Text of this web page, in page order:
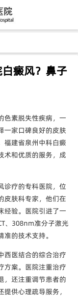
癜风？鼻子
色素脱失性疾病，一
一家口碑良好的皮肤
福建省泉州中科白癜
术和优质的服务，成
诊疗的专科医院，位
皮肤科专家，他们在
经验。医院引进了一
、308nm准分子激光
的技术支持。
西医结合的综合治疗
方案。医院注重治疗
，还注重调节患者的
供心理疏导服务，